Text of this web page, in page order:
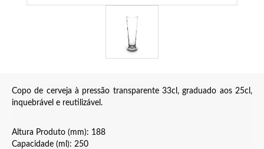
Copo de cerveja à pressão transparente 33cl, graduado aos 25cl,
inquebrável e reutilizável.
Altura Produto (mm): 188
Capacidade (ml): 250